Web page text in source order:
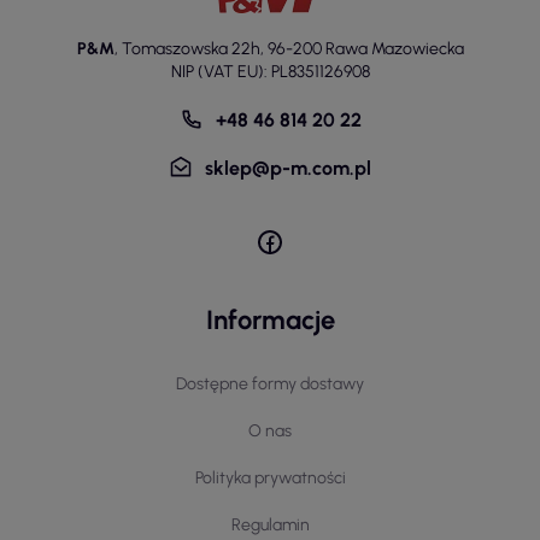
P&M, Tomaszowska 22h, 96-200 Rawa Mazowiecka
NIP (VAT EU): PL8351126908
+48 46 814 20 22
sklep@p-m.com.pl
Informacje
Dostępne formy dostawy
O nas
Polityka prywatności
Regulamin